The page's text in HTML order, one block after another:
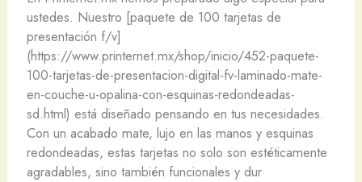
ustedes. Nuestro [paquete de 100 tarjetas de
presentación f/v]
(https://www.printernet.mx/shop/inicio/452-paquete-
100-tarjetas-de-presentacion-digital-fv-laminado-mate-
en-couche-u-opalina-con-esquinas-redondeadas-
sd.html) está diseñado pensando en tus necesidades.
Con un acabado mate, lujo en las manos y esquinas
redondeadas, estas tarjetas no solo son estéticamente
agradables, sino también funcionales y dur